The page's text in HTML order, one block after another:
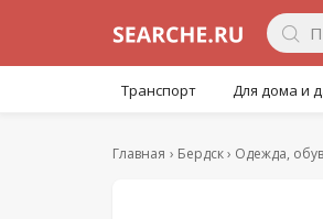
Транспорт Для дома и
Главная Бердск Одежда,